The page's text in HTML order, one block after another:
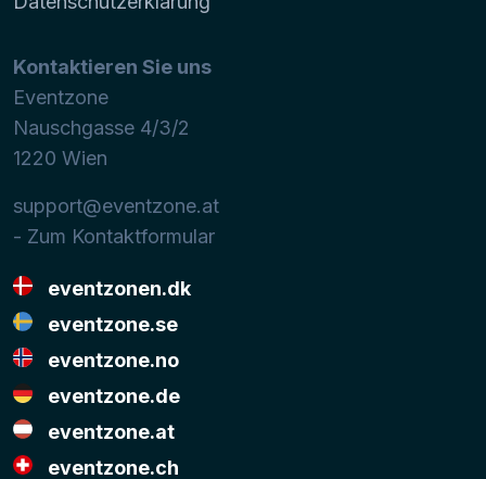
Kontaktieren Sie uns
Eventzone
Nauschgasse 4/3/2
1220 Wien
support@eventzone.at
- Zum Kontaktformular
eventzonen.dk
eventzone.se
eventzone.no
eventzone.de
eventzone.at
eventzone.ch